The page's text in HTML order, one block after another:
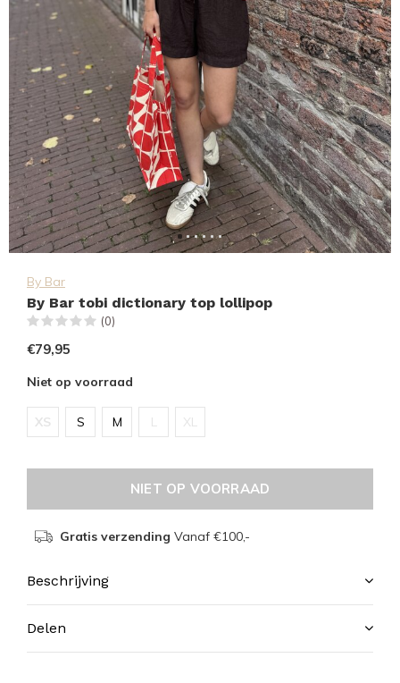
By Bar
By Bar tobi dictionary top lollipop
(0)
€79,95
Niet op voorraad
XS S M L XL
NIET OP VOORRAAD
Gratis verzending Vanaf €100,-
Beschrijving
Delen